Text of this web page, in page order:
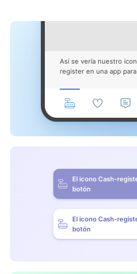
Así se vería nuestro
register en una app
El icono Cash-
botón
El icono Cash-
botón